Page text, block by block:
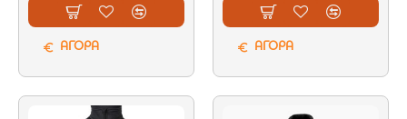
ΑΓΟΡΑ ΑΓΟΡΑ